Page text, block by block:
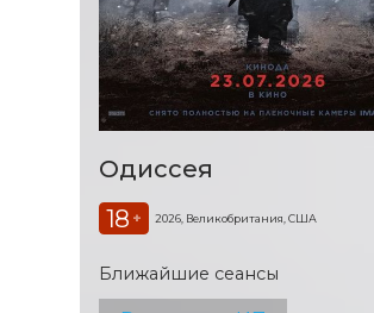
Одиссея
18 + 2026, Великобритания, США
Ближайшие сеансы